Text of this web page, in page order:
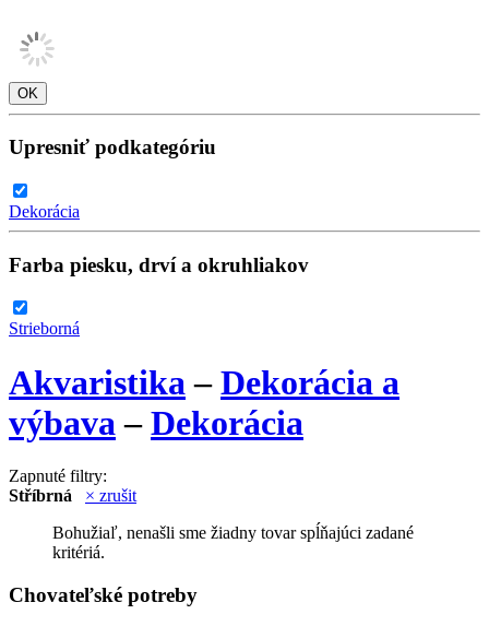
Upresniť podkategóriu
Dekorácia
Farba piesku, drví a okruhliakov
Strieborná
Akvaristika –Dekorácia a
výbava –Dekorácia
Zapnuté filtry:
Stříbrná
× zrušit
Bohužiaľ, nenašli sme žiadny tovar spĺňajúci zadané
kritériá.
Chovateľské potreby